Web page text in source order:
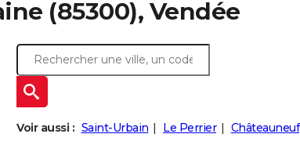
(85300), Vendée
Voir aussi : Saint-Urbain Le Perrier Châteauneuf